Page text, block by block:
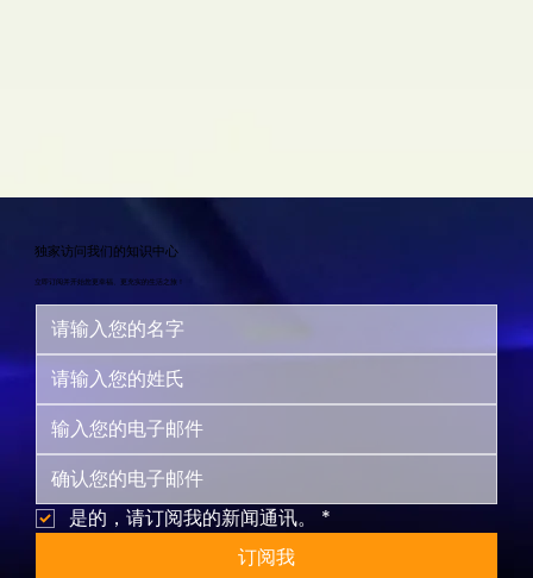
独家访问我们的知识中心
立即订阅并开始您更幸福、更充实的生活之旅！
是的，请订阅我的新闻通讯。
*
订阅我